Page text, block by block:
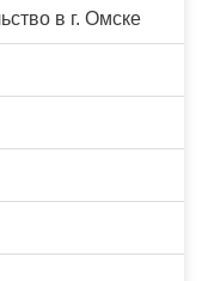
в г. Омске